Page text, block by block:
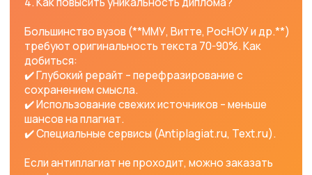
Наша команда
преподавателей и студентов университетов,
направлениям. Мы работаем в сфере
образовательных услуг уже более 6 лет и имеем
более тысячи положительных отзывов от
клиентов. Наши специалисты — лучшие в своем
деле и способны справиться с самыми сложными
учебными задачами. Узнать больше об услугах и
возможностях helpuniversity можно на нашем
сайте:https://helpuniversity.ru/. Мы всегда готовы
поддержать студентов!